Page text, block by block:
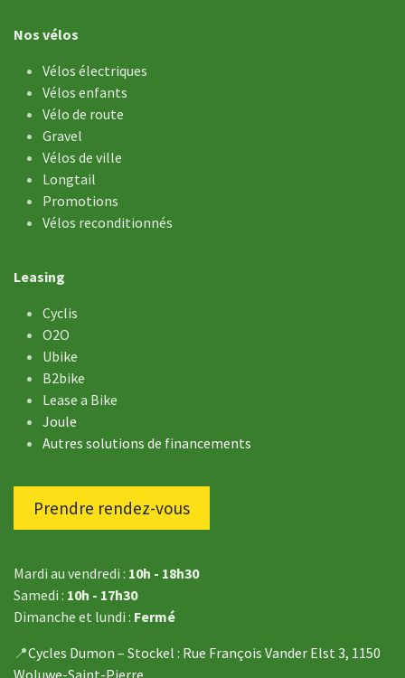
Nos vélos
Vélos électriques
Vélos enfants
Vélo de ​route
Gravel
Vélos de ville
Longtail
Promotions
Vélos reconditionnés
Leasing
Cyclis
O2O
Ubike
B2bike
Lease a Bike
Joule
Autres solutions de financements
Prendre rendez-vous
Mardi au vendredi : 10h - 18h30
Samedi : 10h - 17h30
Dimanche et lundi : Fermé
📍Cycles Dumon – Stockel : Rue François Vander Elst 3, 1150
Woluwe-Saint-Pierre